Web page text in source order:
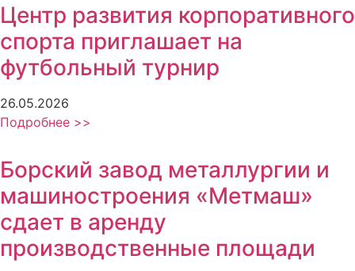
Центр развития корпоративного
спорта приглашает на
футбольный турнир
26.05.2026
Подробнее >>
Борский завод металлургии и
машиностроения «Метмаш»
сдает в аренду
производственные площади